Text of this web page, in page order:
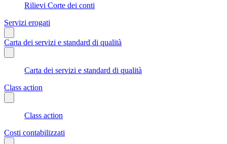
Rilievi Corte dei conti
Servizi erogati
Carta dei servizi e standard di qualità
Carta dei servizi e standard di qualità
Class action
Class action
Costi contabilizzati